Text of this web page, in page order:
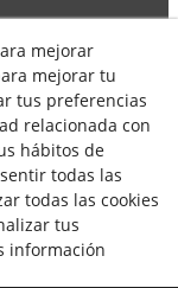
mejorar
mejorar tu
tus preferencias
relacionada con
hábitos de
todas las
todas las cookies
tus
información